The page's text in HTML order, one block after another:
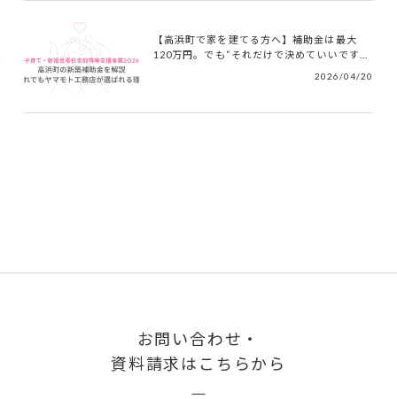
【高浜町で家を建てる方へ】補助金は最大
120万円。でも“それだけで決めていいです...
2026/04/20
お問い合わせ・
資料請求はこちらから